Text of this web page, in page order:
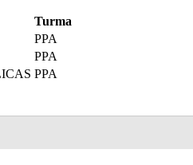
Turma
PPA
PPA
PPA